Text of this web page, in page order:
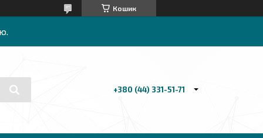
Кошик
+380 (44) 331-51-71